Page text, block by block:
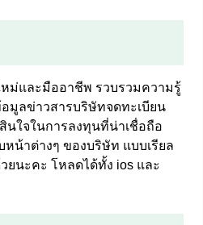
ม่และมืออาชีพ รวบรวมความรู้
มูลข่าวสารบริษัทจดทะเบียน
ใจในการลงทุนที่น่าเชื่อถือ
น้าต่างๆ ของบริษัท แบบเรียล
นะคะ โหลดได้ทั้ง ios และ